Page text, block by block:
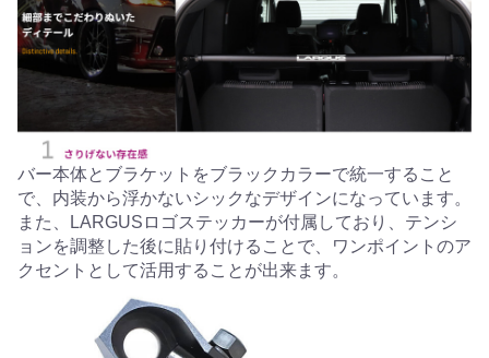
バー本体とブラケットをブラックカラーで統一すること
で、内装から浮かないシックなデザインになっています。
また、LARGUSロゴステッカーが付属しており、テンシ
ョンを調整した後に貼り付けることで、ワンポイントのア
クセントとして活用することが出来ます。